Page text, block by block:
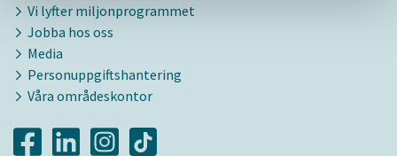
Vi lyfter miljonprogrammet
Jobba hos oss
Media
Personuppgiftshantering
Våra områdeskontor